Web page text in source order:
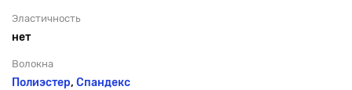
Эластичность
нет
Волокна
Полиэстер, Спандекс